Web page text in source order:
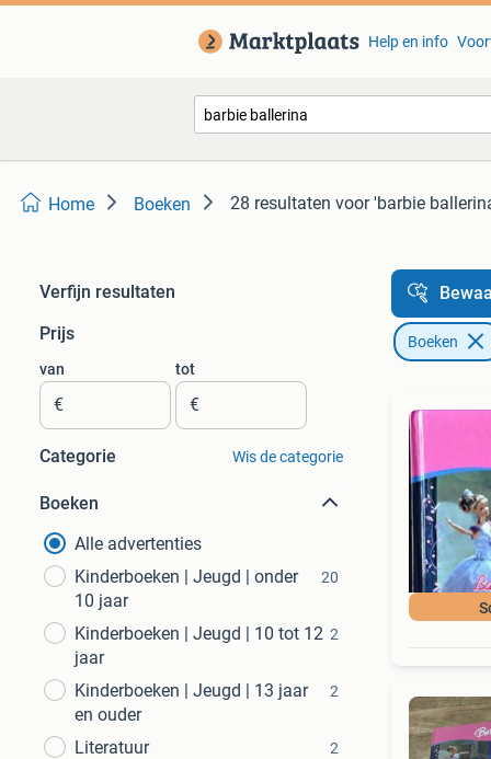
Help en info
Home Boeken 28 resultaten voor 'barbie
Verfijn resultaten
Prijs
van
€
tot
€
Categorie Wis de categorie
Boeken
Alle advertenties
Kinderboeken | Jeugd | onder
10 jaar
20
Kinderboeken | Jeugd | 10 tot 12
jaar
2
Kinderboeken | Jeugd | 13 jaar
en ouder
2
Literatuur 2
Boeken